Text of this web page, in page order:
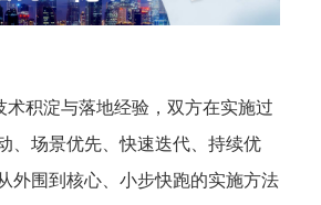
术积淀与落地经验，双方在实施过
、场景优先、快速迭代、持续优
外围到核心、小步快跑的实施方法